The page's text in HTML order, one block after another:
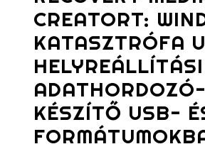
CREATORT:
KATASZTRÓFA
HELYREÁLLÍTÁSI
ADATHORDOZÓ-
KÉSZÍTŐ USB-